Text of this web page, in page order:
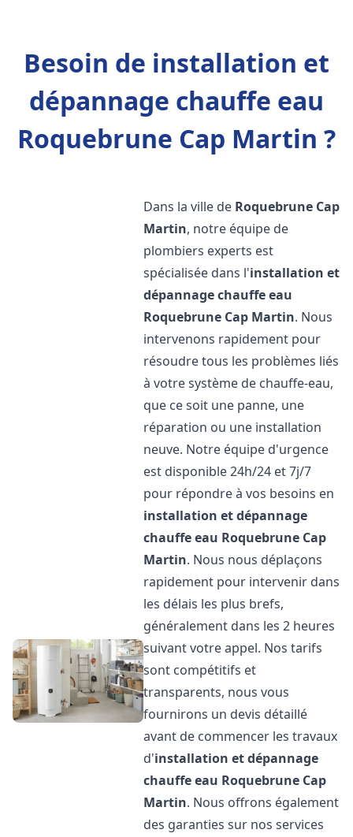
Besoin de installation et
dépannage chauffe eau
Roquebrune Cap Martin ?
Dans la ville de Roquebrune Cap
Martin, notre équipe de
plombiers experts est
spécialisée dans l'installation et
dépannage chauffe eau
Roquebrune Cap Martin. Nous
intervenons rapidement pour
résoudre tous les problèmes liés
à votre système de chauffe-eau,
que ce soit une panne, une
réparation ou une installation
neuve. Notre équipe d'urgence
est disponible 24h/24 et 7j/7
pour répondre à vos besoins en
installation et dépannage
chauffe eau Roquebrune Cap
Martin. Nous nous déplaçons
rapidement pour intervenir dans
les délais les plus brefs,
généralement dans les 2 heures
suivant votre appel. Nos tarifs
sont compétitifs et
transparents, nous vous
fournirons un devis détaillé
avant de commencer les travaux
d'installation et dépannage
chauffe eau Roquebrune Cap
Martin. Nous offrons également
des garanties sur nos services